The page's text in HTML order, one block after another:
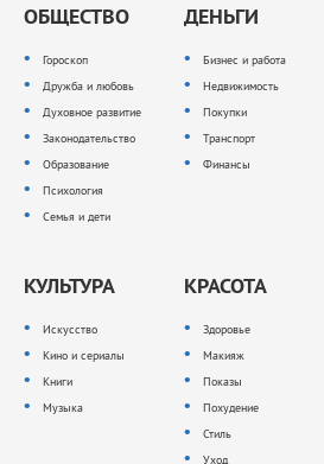
ОБЩЕСТВО
Гороскоп
Дружба и любовь
Духовное развитие
Законодательство
Образование
Психология
Семья и дети
ДЕНЬГИ
Бизнес и работа
Недвижимость
Покупки
Транспорт
Финансы
КУЛЬТУРА
Искусство
Кино и сериалы
Книги
Музыка
КРАСОТА
Здоровье
Макияж
Показы
Похудение
Стиль
Уход